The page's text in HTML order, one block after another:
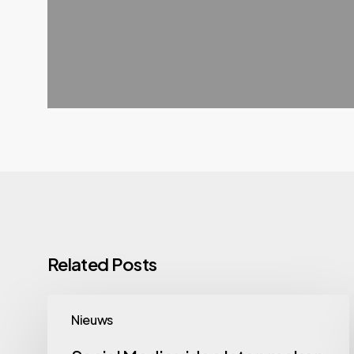
Related Posts
Nieuws
Media